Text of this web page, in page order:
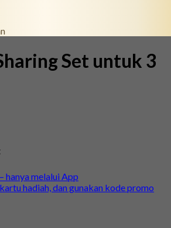
Set untuk 3
hanya melalui App
hadiah, dan gunakan kode promo